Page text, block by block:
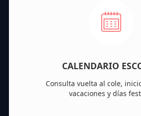
CALENDARIO
Consulta vuelta al cole,
vacaciones y días